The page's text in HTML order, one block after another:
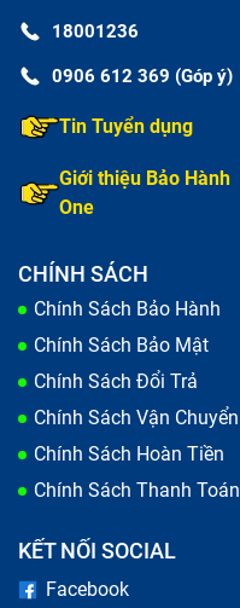
18001236
0906 612 369 (Góp ý)
Tin Tuyển dụng
Giới thiệu Bảo Hành
One
CHÍNH SÁCH
Chính Sách Bảo Hành
Chính Sách Bảo Mật
Chính Sách Đổi Trả
Chính Sách Vận Chuyển
Chính Sách Hoàn Tiền
Chính Sách Thanh Toán
KẾT NỐI SOCIAL
Facebook